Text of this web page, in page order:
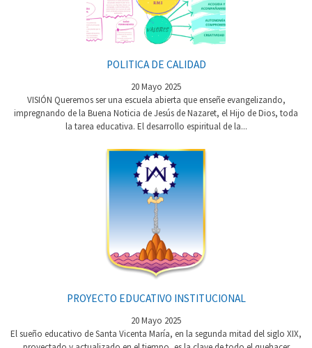
POLITICA DE CALIDAD
20 Mayo 2025
VISIÓN Queremos ser una escuela abierta que enseñe evangelizando,
impregnando de la Buena Noticia de Jesús de Nazaret, el Hijo de Dios, toda
la tarea educativa. El desarrollo espiritual de la...
PROYECTO EDUCATIVO INSTITUCIONAL
20 Mayo 2025
El sueño educativo de Santa Vicenta María, en la segunda mitad del siglo XIX,